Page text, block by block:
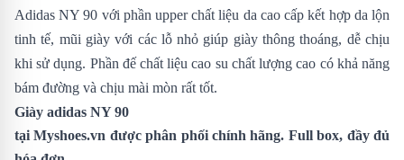
Adidas NY 90 với phần upper chất liệu da cao cấp kết hợp da lộn
tinh tế, mũi giày với các lỗ nhỏ giúp giày thông thoáng, dễ chịu
khi sử dụng. Phần đế chất liệu cao su chất lượng cao có khả năng
bám đường và chịu mài mòn rất tốt.
Giày adidas NY 90
tạiMyshoes.vn được phân phối chính hãng. Full box, đầy đủ